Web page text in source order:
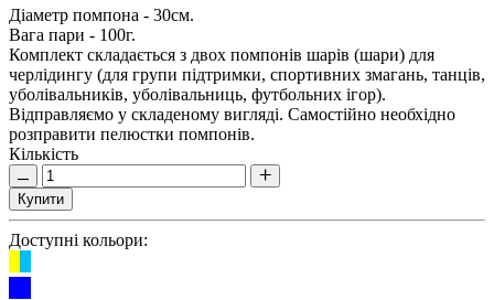
Діаметр помпона - 30см.
Вага пари - 100г.
Комплект складається з двох помпонів шарів (шари) для
черлідингу (для групи підтримки, спортивних змагань, танців,
уболівальників, уболівальниць, футбольних ігор).
Відправляємо у складеному вигляді. Самостійно необхідно
розправити пелюстки помпонів.
Кількість
Купити
Доступні кольори: